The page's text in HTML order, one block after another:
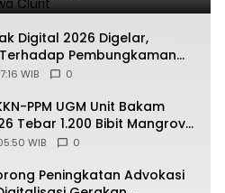
Digital 2026 Digelar,
Pembungkaman
WIB 0
PPM UGM Unit Bakam
Tebar 1.200 Bibit Mangrove
WIB 0
Peningkatan Advokasi